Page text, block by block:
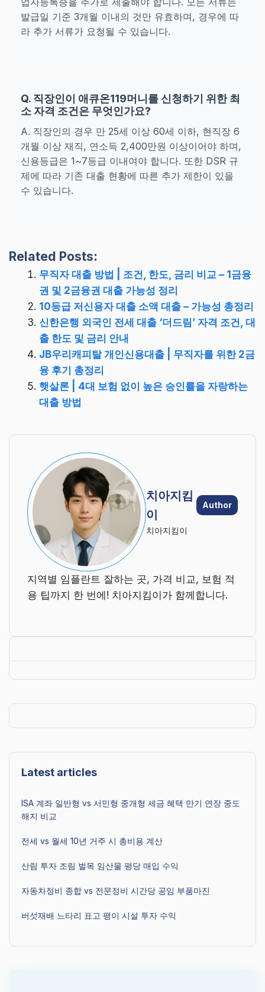
발급일 기준 3개월 이내의 것만 유효하며, 경우에 따
라 추가 서류가 요청될 수 있습니다.
Q. 직장인이 애큐온119머니를 신청하기 위한 최
소 자격 조건은 무엇인가요?
A. 직장인의 경우 만 25세 이상 60세 이하, 현직장 6
개월 이상 재직, 연소득 2,400만원 이상이어야 하며,
신용등급은 1~7등급 이내여야 합니다. 또한 DSR 규
제에 따라 기존 대출 현황에 따른 추가 제한이 있을
수 있습니다.
Related Posts:
무직자 대출 방법 | 조건, 한도, 금리 비교 – 1금융
권 및 2금융권 대출 가능성 정리
10등급 저신용자 대출 소액 대출 – 가능성 총정리
신한은행 외국인 전세 대출 ‘더드림’ 자격 조건, 대
출 한도 및 금리 안내
JB우리캐피탈 개인신용대출 | 무직자를 위한 2금
융 후기 총정리
햇살론 | 4대 보험 없이 높은 승인률을 자랑하는
대출 방법
치아지킴
이
Author
치아지킴이
지역별 임플란트 잘하는 곳, 가격 비교, 보험 적
용 팁까지 한 번에! 치아지킴이가 함께합니다.
Latest articles
ISA 계좌 일반형 vs 서민형 중개형 세금 혜택 만기 연장 중도
해지 비교
전세 vs 월세 10년 거주 시 총비용 계산
산림 투자 조림 벌목 임산물 평당 매입 수익
자동차정비 종합 vs 전문정비 시간당 공임 부품마진
버섯재배 느타리 표고 팽이 시설 투자 수익